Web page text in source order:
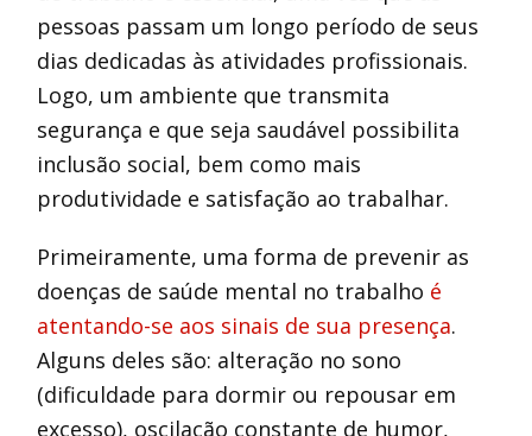
pessoas passam um longo período de seus
dias dedicadas às atividades profissionais.
Logo, um ambiente que transmita
segurança e que seja saudável possibilita
inclusão social, bem como mais
produtividade e satisfação ao trabalhar.
Primeiramente, uma forma de prevenir as
doenças de saúde mental no trabalho é
atentando-se aos sinais de sua presença.
Alguns deles são: alteração no sono
(dificuldade para dormir ou repousar em
excesso), oscilação constante de humor,